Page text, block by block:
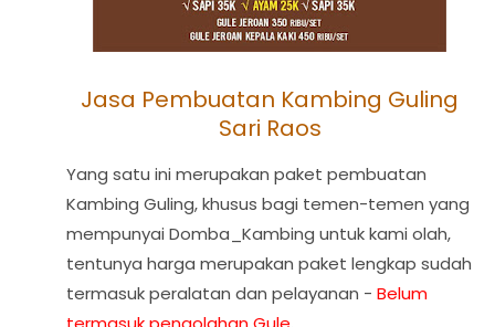
Jasa Pembuatan Kambing Guling
Sari Raos
Yang satu ini merupakan paket pembuatan
Kambing Guling, khusus bagi temen-temen yang
mempunyai Domba_Kambing untuk kami olah,
tentunya harga merupakan paket lengkap sudah
termasuk peralatan dan pelayanan - Belum